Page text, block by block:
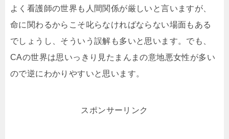
よく看護師の世界も人間関係が厳しいと言いますが、
命に関わるからこそ叱らなければならない場面もある
でしょうし、そういう誤解も多いと思います。でも、
CAの世界は思いっきり見たまんまの意地悪女性が多い
ので逆にわかりやすいと思います。
スポンサーリンク